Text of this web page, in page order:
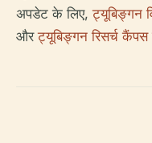
अपडेट के लिए,ट्यूबिङ्गन
औरट्यूबिङ्गन रिसर्च कैंपस